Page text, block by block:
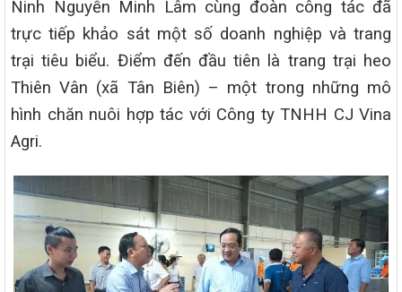
Ninh Nguyễn Minh Lâm cùng đoàn công tác đã
trực tiếp khảo sát một số doanh nghiệp và trang
trại tiêu biểu. Điểm đến đầu tiên là trang trại heo
Thiên Vân (xã Tân Biên) – một trong những mô
hình chăn nuôi hợp tác với Công ty TNHH CJ Vina
Agri.